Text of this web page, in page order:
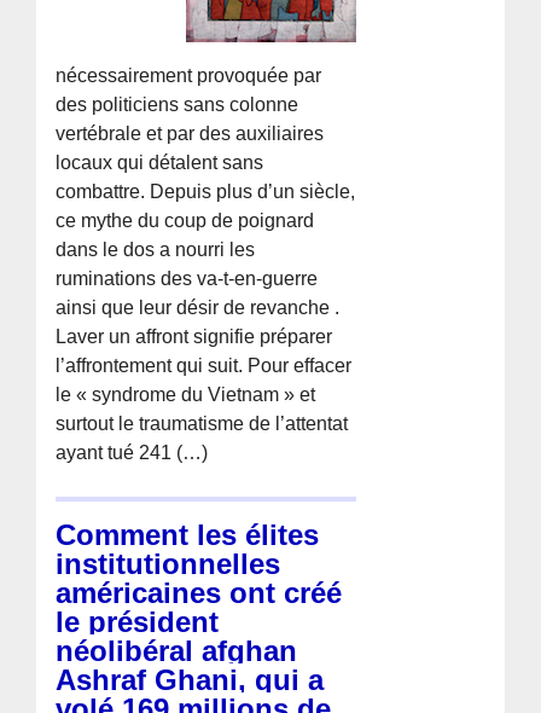
nécessairement provoquée par
des politiciens sans colonne
vertébrale et par des auxiliaires
locaux qui détalent sans
combattre. Depuis plus d’un siècle,
ce mythe du coup de poignard
dans le dos a nourri les
ruminations des va-t-en-guerre
ainsi que leur désir de revanche .
Laver un affront signifie préparer
l’affrontement qui suit. Pour effacer
le « syndrome du Vietnam » et
surtout le traumatisme de l’attentat
ayant tué 241 (…)
Comment les élites
institutionnelles
américaines ont créé
le président
néolibéral afghan
Ashraf Ghani, qui a